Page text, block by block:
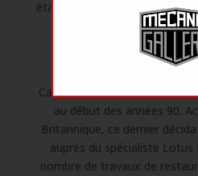
établissements Eastern
qu’elle se trouve depuis
configuration en
Californie avant de revenir
au début des années 90.
Britannique, ce dernier
auprès du spécialiste
nombre de travaux de